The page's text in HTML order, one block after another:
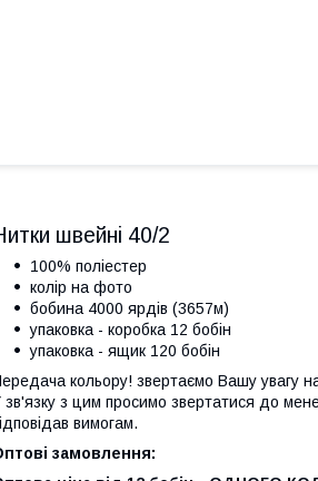
швейні 40/2
100% поліестер
колір на фото
бобина 4000 ярдів (3657м)
упаковка - коробка 12 бобін
упаковка - ящик 120 бобін
кольору! звертаємо Вашу увагу
зв'язку з цим просимо звертатися до
вимогам.
замовлення: